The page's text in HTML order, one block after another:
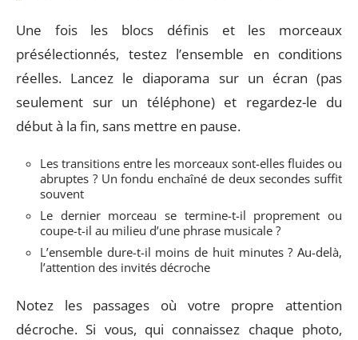
Une fois les blocs définis et les morceaux
présélectionnés, testez l’ensemble en conditions
réelles. Lancez le diaporama sur un écran (pas
seulement sur un téléphone) et regardez-le du
début à la fin, sans mettre en pause.
Les transitions entre les morceaux sont-elles fluides ou
abruptes ? Un fondu enchaîné de deux secondes suffit
souvent
Le dernier morceau se termine-t-il proprement ou
coupe-t-il au milieu d’une phrase musicale ?
L’ensemble dure-t-il moins de huit minutes ? Au-delà,
l’attention des invités décroche
Notez les passages où votre propre attention
décroche. Si vous, qui connaissez chaque photo,